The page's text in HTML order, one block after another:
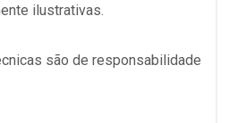
ilustrativas.
são de responsabilidade